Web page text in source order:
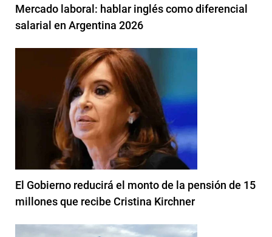
Mercado laboral: hablar inglés como diferencial
salarial en Argentina 2026
El Gobierno reducirá el monto de la pensión de 15
millones que recibe Cristina Kirchner